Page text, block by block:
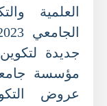
العلمية
مؤسسة
عروض